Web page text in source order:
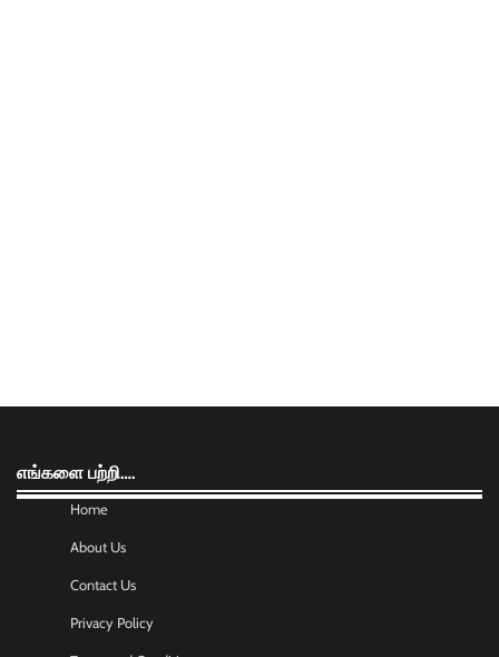
எங்களை பற்றி….
Home
About Us
Contact Us
Privacy Policy